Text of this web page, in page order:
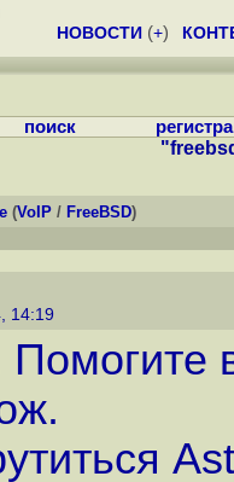
НОВОСТИ (+)
поиск
(VoIP / FreeBSD)
14:19